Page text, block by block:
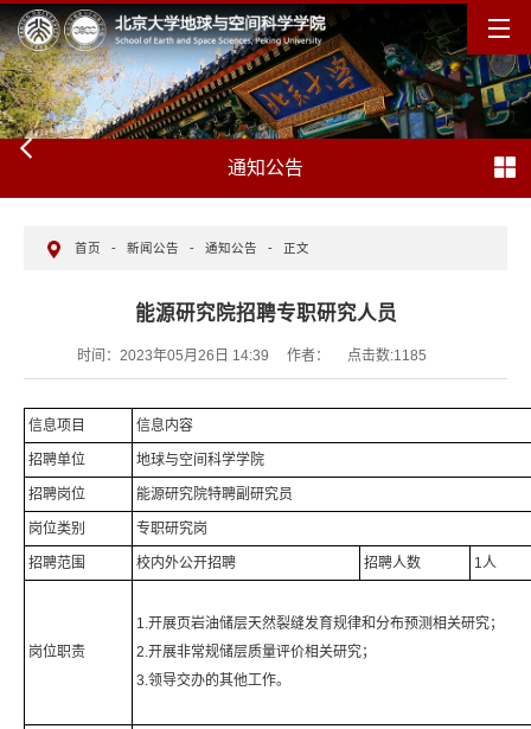
通知公告
首页 - 新闻公告 - 通知公告 - 正文
能源研究院招聘专职研究人员
时间：2023年05月26日 14:39 作者： 点击数:1185
信息项目 信息内容
招聘单位 地球与空间科学学院
招聘岗位 能源研究院特聘副研究员
岗位类别 专职研究岗
招聘范围 校内外公开招聘 招聘人数 1人
岗位职责
1.开展页岩油储层天然裂缝发育规律和分布预测相关研究；
2.开展非常规储层质量评价相关研究；
3.领导交办的其他工作。